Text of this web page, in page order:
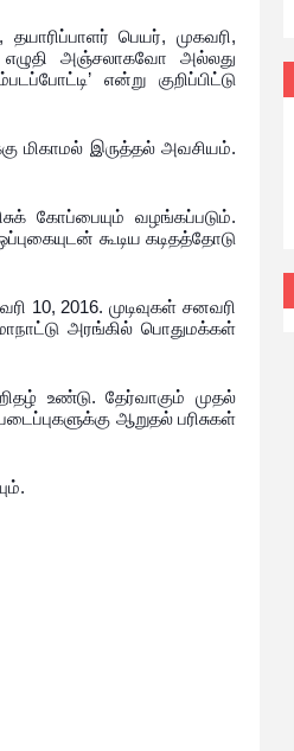
தயாரிப்பாளர் பெயர், முகவரி,
அஞ்சலாகவோ அல்லது
என்று குறிப்பிட்டு
மிகாமல் இருத்தல் அவசியம்.
கோப்பையும் வழங்கப்படும்.
கூடிய கடிதத்தோடு
10, 2016. முடிவுகள் சனவரி
அரங்கில் பொதுமக்கள்
உண்டு. தேர்வாகும் முதல்
ஆறுதல் பரிசுகள்